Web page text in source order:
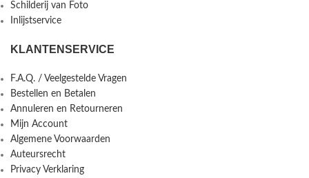
Schilderij van Foto
Inlijstservice
KLANTENSERVICE
F.A.Q. / Veelgestelde Vragen
Bestellen en Betalen
Annuleren en Retourneren
Mijn Account
Algemene Voorwaarden
Auteursrecht
Privacy Verklaring